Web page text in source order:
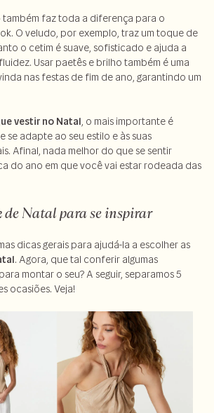
faz toda a diferença para o
O veludo, por exemplo, traz um toque de
o cetim é suave, sofisticado e ajuda a
Usar paetês e brilho também é uma
nas festas de fim de ano, garantindo um
vestir no Natal, o mais importante é
se adapte ao seu estilo e às suas
Afinal, nada melhor do que se sentir
do ano em que você vai estar rodeada das
de Natal para se inspirar
dicas gerais para ajudá-la a escolher as
. Agora, que tal conferir algumas
montar o seu? A seguir, separamos 5
ocasiões. Veja!